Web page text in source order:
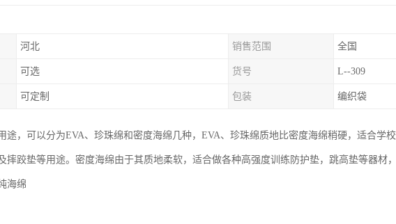
河北 销售范围 全国
可选 货号 L--309
可定制 包装 编织袋
途，可以分为EVA、珍珠绵和密度海绵几种，EVA、珍珠绵质地比密度海绵稍硬，适合学
摔跤垫等用途。密度海绵由于其质地柔软，适合做各种高强度训练防护垫，跳高垫等器材，
海绵